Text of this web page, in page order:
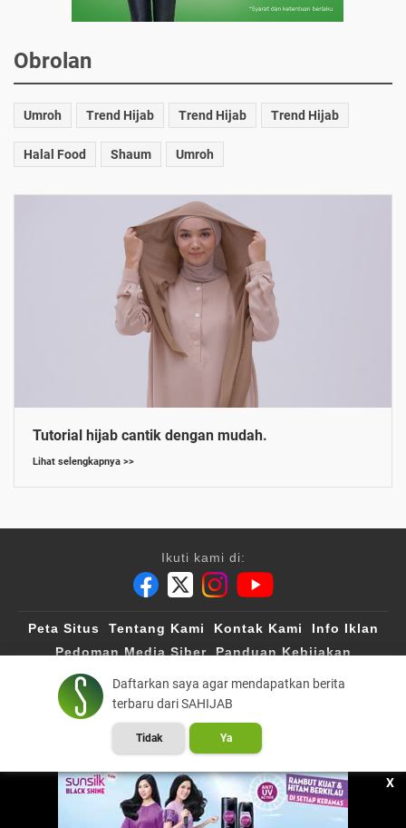
Obrolan
Umroh Trend Hijab Trend Hijab Trend Hijab
Halal Food Shaum Umroh
Tutorial hijab cantik dengan mudah.
Lihat selengkapnya >>
Daftarkan saya agar mendapatkan berita
terbaru dari SAHIJAB
Ikuti kami di:
Peta Situs Tentang Kami Kontak Kami
Info Iklan
Pedoman Media Siber
Panduan Kebijakan
Disclaimer
Info Karir
| All Rights Reserved
A Group Member ofVIVA Digital Network
X